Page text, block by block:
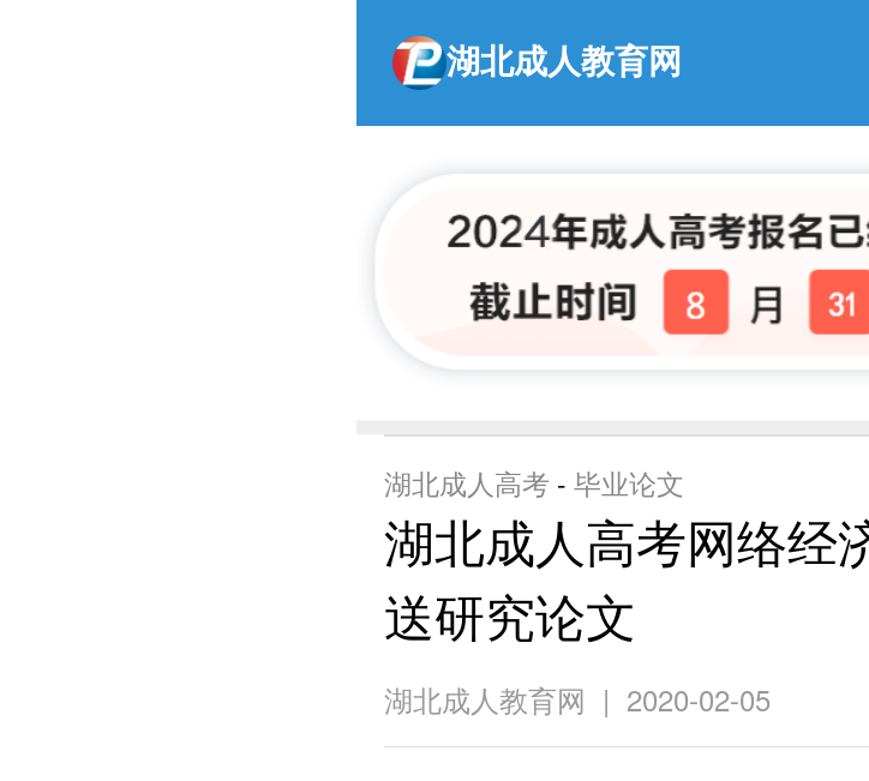
湖北成人教育网
湖北成人高考 - 毕业论文
湖北成人高考网络经
送研究论文
湖北成人教育网 | 2020-02-05